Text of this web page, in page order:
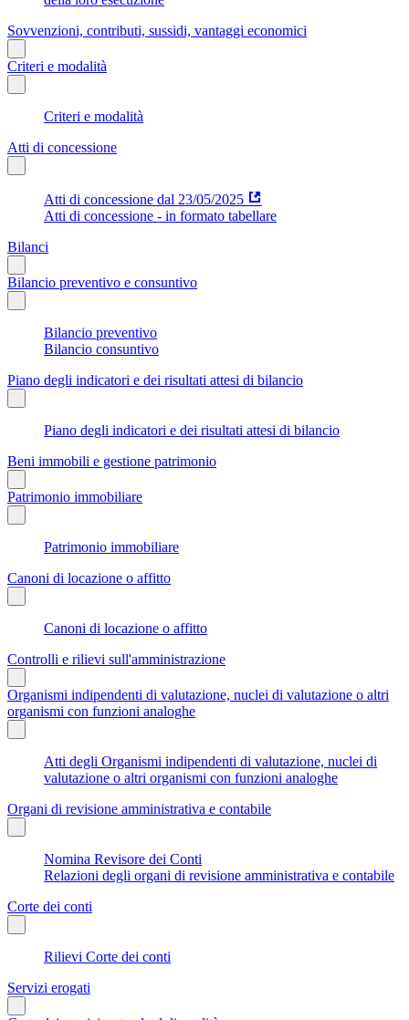
Sovvenzioni, contributi, sussidi, vantaggi economici
Criteri e modalità
Criteri e modalità
Atti di concessione
Atti di concessione dal 23/05/2025
Atti di concessione - in formato tabellare
Bilanci
Bilancio preventivo e consuntivo
Bilancio preventivo
Bilancio consuntivo
Piano degli indicatori e dei risultati attesi di bilancio
Piano degli indicatori e dei risultati attesi di bilancio
Beni immobili e gestione patrimonio
Patrimonio immobiliare
Patrimonio immobiliare
Canoni di locazione o affitto
Canoni di locazione o affitto
Controlli e rilievi sull'amministrazione
Organismi indipendenti di valutazione, nuclei di valutazione o altri
organismi con funzioni analoghe
Atti degli Organismi indipendenti di valutazione, nuclei di
valutazione o altri organismi con funzioni analoghe
Organi di revisione amministrativa e contabile
Nomina Revisore dei Conti
Relazioni degli organi di revisione amministrativa e contabile
Corte dei conti
Rilievi Corte dei conti
Servizi erogati